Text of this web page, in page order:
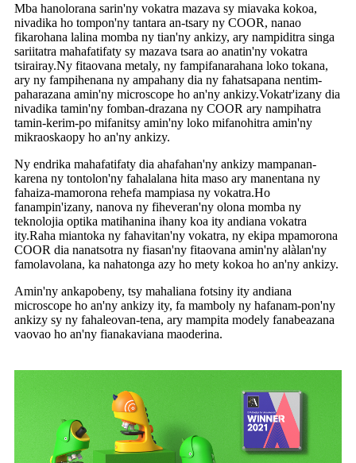
Mba hanolorana sarin'ny vokatra mazava sy miavaka kokoa,
nivadika ho tompon'ny tantara an-tsary ny COOR, nanao
fikarohana lalina momba ny tian'ny ankizy, ary nampiditra singa
sariitatra mahafatifaty sy mazava tsara ao anatin'ny vokatra
tsirairay.Ny fitaovana metaly, ny fampifanarahana loko tokana,
ary ny fampihenana ny ampahany dia ny fahatsapana nentim-
paharazana amin'ny microscope ho an'ny ankizy.Vokatr'izany dia
nivadika tamin'ny fomban-drazana ny COOR ary nampihatra
tamin-kerim-po mifanitsy amin'ny loko mifanohitra amin'ny
mikraoskaopy ho an'ny ankizy.
Ny endrika mahafatifaty dia ahafahan'ny ankizy mampanan-
karena ny tontolon'ny fahalalana hita maso ary manentana ny
fahaiza-mamorona rehefa mampiasa ny vokatra.Ho
fanampin'izany, nanova ny fiheveran'ny olona momba ny
teknolojia optika matihanina ihany koa ity andiana vokatra
ity.Raha miantoka ny fahavitan'ny vokatra, ny ekipa mpamorona
COOR dia nanatsotra ny fiasan'ny fitaovana amin'ny alàlan'ny
famolavolana, ka nahatonga azy ho mety kokoa ho an'ny ankizy.
Amin'ny ankapobeny, tsy mahaliana fotsiny ity andiana
microscope ho an'ny ankizy ity, fa mamboly ny hafanam-pon'ny
ankizy sy ny fahaleovan-tena, ary mampita modely fanabeazana
vaovao ho an'ny fianakaviana maoderina.